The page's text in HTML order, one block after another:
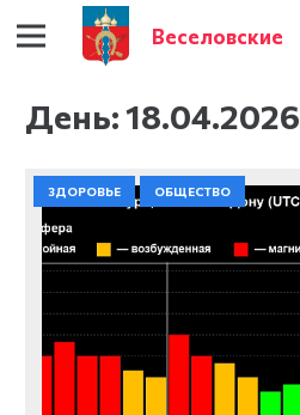
Веселовские
День:18.04.2026
ЗДОРОВЬЕ ОБЩЕСТВО